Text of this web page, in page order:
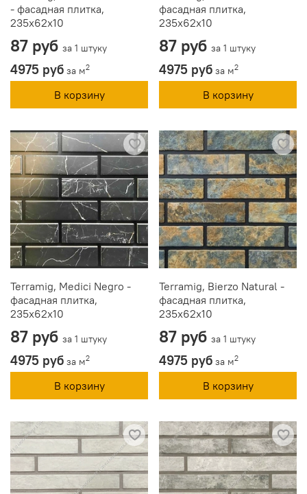
- фасадная плитка,
235x62x10
87 руб за 1 штуку
4975 руб за м2
В корзину
фасадная плитка,
235x62x10
87 руб за 1 штуку
4975 руб за м2
В корзину
Terramig, Medici Negro -
фасадная плитка,
235x62x10
87 руб за 1 штуку
4975 руб за м2
В корзину
Terramig, Bierzo Natural -
фасадная плитка,
235x62x10
87 руб за 1 штуку
4975 руб за м2
В корзину